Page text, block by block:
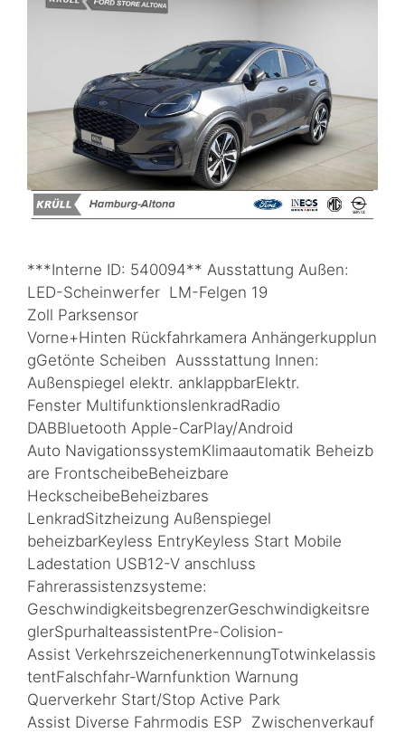
***Interne ID: 540094** Ausstattung Außen:
LED-Scheinwerfer LM-Felgen 19
Zoll Parksensor
Vorne+Hinten Rückfahrkamera Anhängerkupplun
gGetönte Scheiben Aussstattung Innen:
Außenspiegel elektr. anklappbarElektr.
Fenster MultifunktionslenkradRadio
DABBluetooth Apple-CarPlay/Android
Auto NavigationssystemKlimaautomatik Beheizb
are FrontscheibeBeheizbare
HeckscheibeBeheizbares
LenkradSitzheizung Außenspiegel
beheizbarKeyless EntryKeyless Start Mobile
Ladestation USB12-V anschluss
Fahrerassistenzsysteme:
GeschwindigkeitsbegrenzerGeschwindigkeitsre
glerSpurhalteassistentPre-Colision-
Assist VerkehrszeichenerkennungTotwinkelassis
tentFalschfahr-Warnfunktion Warnung
Querverkehr Start/Stop Active Park
Assist Diverse Fahrmodis ESP Zwischenverkauf